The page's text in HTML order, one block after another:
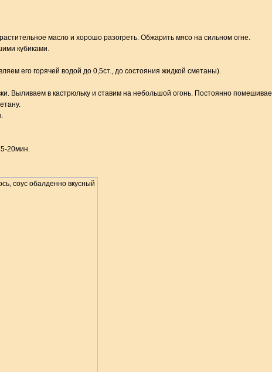
масло и хорошо разогреть. Обжарить мясо на сильном огне.
кубиками.
его горячей водой до 0,5ст., до состояния жидкой сметаны).
Выливаем в кастрюльку и ставим на небольшой огонь. Постоянно
20мин.